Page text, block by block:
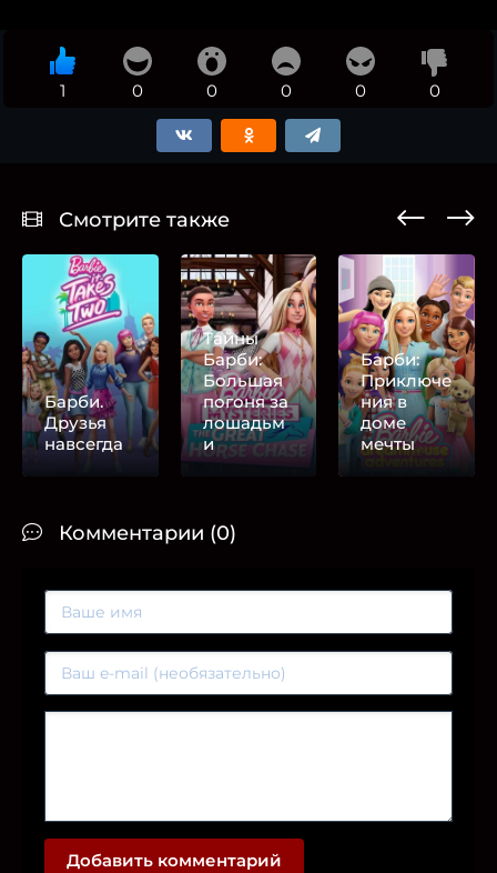
1 0 0 0 0 0
Смотрите также
Барби.
Друзья
навсегда
Тайны
Барби:
Большая
погоня за
лошадьм
и
Барби:
Приключе
ния в
доме
мечты
Комментарии (0)
Добавить комментарий